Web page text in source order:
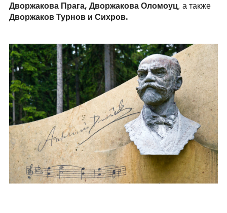
Дворжакова Прага, Дворжакова Оломоуц, а также
Дворжаков Турнов и Сихров.